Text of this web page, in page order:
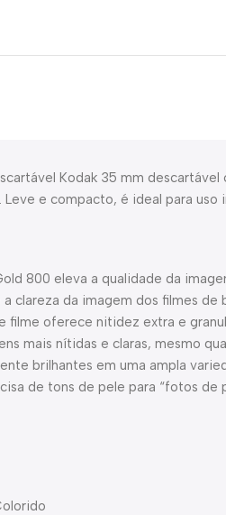
Kodak 35 mm
e compacto, é ideal para uso
800 eleva a qualidade da
a clareza da imagem dos filmes
filme oferece nitidez extra e
mais nítidas e claras, mesmo
brilhantes em uma ampla
de tons de pele para “fotos de